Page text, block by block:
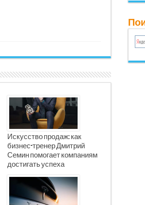
Искусство продаж: как
бизнес-тренер Дмитрий
Семин помогает компаниям
достигать успеха